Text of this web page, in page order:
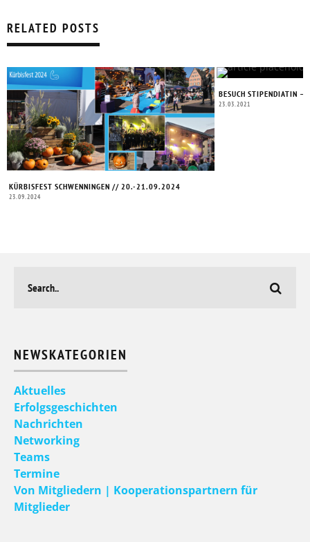
RELATED POSTS
KÜRBISFEST SCHWENNINGEN // 20.-21.09.2024
23.09.2024
BESUCH STIPENDIATIN –
23.03.2021
NEWSKATEGORIEN
Aktuelles
Erfolgsgeschichten
Nachrichten
Networking
Teams
Termine
Von Mitgliedern | Kooperationspartnern für
Mitglieder